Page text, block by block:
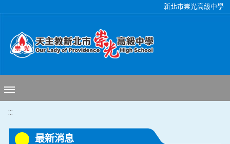
新北市崇光高級中學
:::
最新消息